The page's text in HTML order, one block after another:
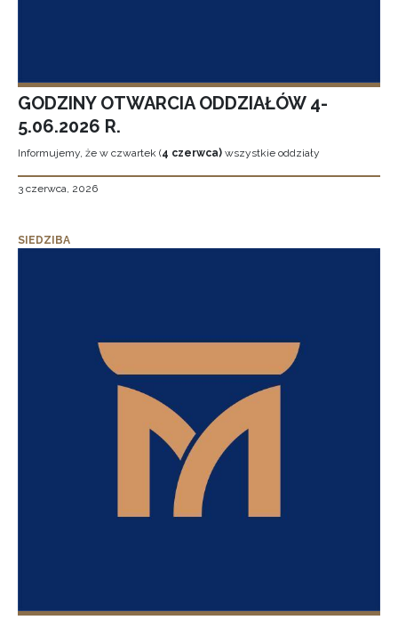
GODZINY OTWARCIA ODDZIAŁÓW 4-
5.06.2026 R.
Informujemy, że w czwartek (4 czerwca) wszystkie oddziały
3 czerwca, 2026
SIEDZIBA